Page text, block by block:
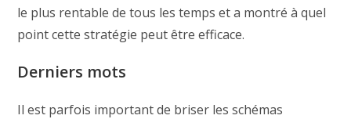
le plus rentable de tous les temps et a montré à quel
point cette stratégie peut être efficace.
Derniers mots
Il est parfois important de briser les schémas